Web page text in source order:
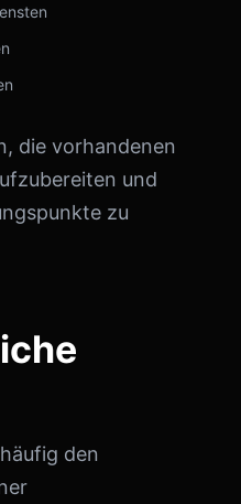
die vorhandenen
und
zu
den